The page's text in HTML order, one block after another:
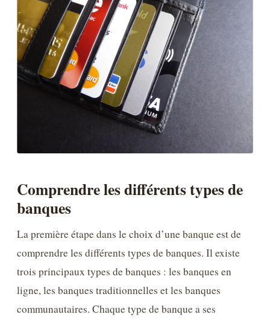
Comprendre les différents types de
banques
La première étape dans le choix d’une banque est de
comprendre les différents types de banques. Il existe
trois principaux types de banques : les banques en
ligne, les banques traditionnelles et les banques
communautaires. Chaque type de banque a ses